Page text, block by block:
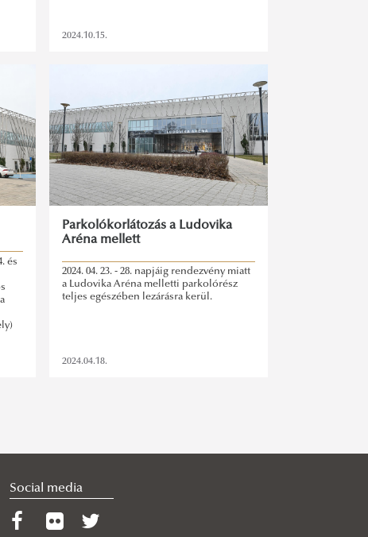
2024.10.15.
és
Parkolókorlátozás a Ludovika
Aréna mellett
2024. 04. 23. - 28. napjáig rendezvény miatt
a Ludovika Aréna melletti parkolórész
teljes egészében lezárásra kerül.
2024.04.18.
Social media